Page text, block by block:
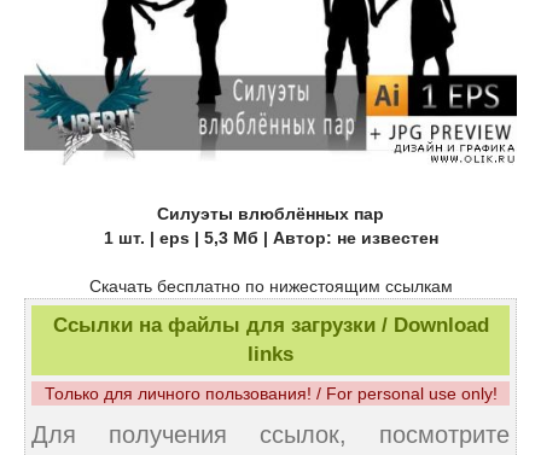
Силуэты влюблённых пар
1 шт. | eps | 5,3 Мб | Автор: не известен
Скачать бесплатно по нижестоящим ссылкам
Ссылки на файлы для загрузки / Download
links
Только для личного пользования! / For personal use only!
Для получения ссылок, посмотрите